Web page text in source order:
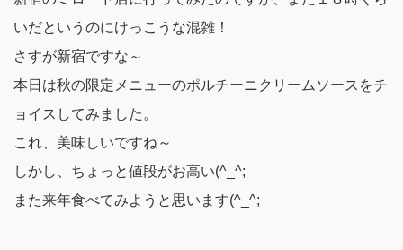
いだというのにけっこうな混雑！
さすが新宿ですな～
本日は秋の限定メニューのポルチーニクリームソースをチ
ョイスしてみました。
これ、美味しいですね～
しかし、ちょっと値段がお高い(^_^;
また来年食べてみようと思います(^_^;